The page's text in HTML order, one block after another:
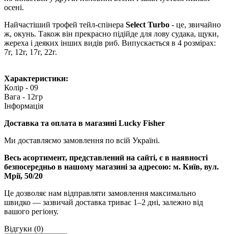
осені.
Найчастіший трофей тейл-спінера Select Turbo - це, звичайно
ж, окунь. Також він прекрасно підійде для лову судака, щуки,
жереха і деяких інших видів риб. Випускається в 4 розмірах:
7г, 12г, 17г, 22г.
Характеристики:
Колір - 09
Вага - 12гр
Інформація
Доставка та оплата в магазині Lucky Fisher
Ми доставляємо замовлення по всій Україні.
Весь асортимент, представлений на сайті, є в наявності
безпосередньо в нашому магазині за адресою: м. Київ, вул.
Мрії, 50/20
Це дозволяє нам відправляти замовлення максимально
швидко — зазвичай доставка триває 1–2 дні, залежно від
вашого регіону.
Відгуки (0)